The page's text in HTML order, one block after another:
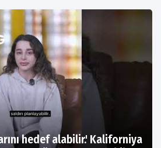
hedef alabilir.' Kaliforniya